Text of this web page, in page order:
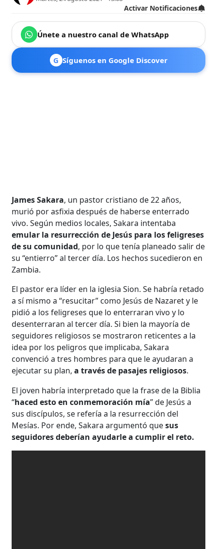
Activar Notificaciones
Únete a nuestro canal de WhatsApp
G Síguenos en Google Discover
James Sakara, un pastor cristiano de 22 años,
murió por asfixia después de haberse enterrado
vivo. Según medios locales, Sakara intentaba
emular la resurrección de Jesús para los feligreses
de su comunidad, por lo que tenía planeado salir de
su “entierro” al tercer día. Los hechos sucedieron en
Zambia.
El pastor era líder en la iglesia Sion. Se habría retado
a sí mismo a “resucitar” como Jesús de Nazaret y le
pidió a los feligreses que lo enterraran vivo y lo
desenterraran al tercer día. Si bien la mayoría de
seguidores religiosos se mostraron reticentes a la
idea por los peligros que implicaba, Sakara
convenció a tres hombres para que le ayudaran a
ejecutar su plan,a través de pasajes religiosos.
El joven habría interpretado que la frase de la Biblia
“haced esto en conmemoración mía” de Jesús a
sus discípulos, se refería a la resurrección del
Mesías. Por ende, Sakara argumentó quesus
seguidores deberían ayudarle a cumplir el reto.